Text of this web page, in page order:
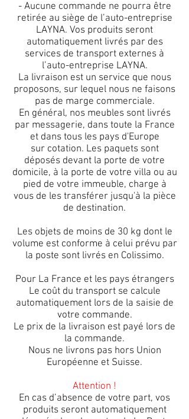
- Aucune commande ne pourra être
retirée au siège de l’auto-entreprise
LAYNA. Vos produits seront
automatiquement livrés par des
services de transport externes à
l’auto-entreprise LAYNA.
La livraison est un service que nous
proposons, sur lequel nous ne faisons
pas de marge commerciale.
En général, nos meubles sont livrés
par messagerie, dans toute la France
et dans tous les pays d'Europe
sur cotation. Les paquets sont
déposés devant la porte de votre
domicile, à la porte de votre villa ou au
pied de votre immeuble, charge à
vous de les transférer jusqu'à la pièce
de destination.
Les objets de moins de 30 kg dont le
volume est conforme à celui prévu par
la poste sont livrés en Colissimo.
Pour La France et les pays étrangers
Le coût du transport se calcule
automatiquement lors de la saisie de
votre commande.
Le prix de la livraison est payé lors de
la commande.
Nous ne livrons pas hors Union
Européenne et Suisse.
Attention !
En cas d’absence de votre part, vos
produits seront automatiquement